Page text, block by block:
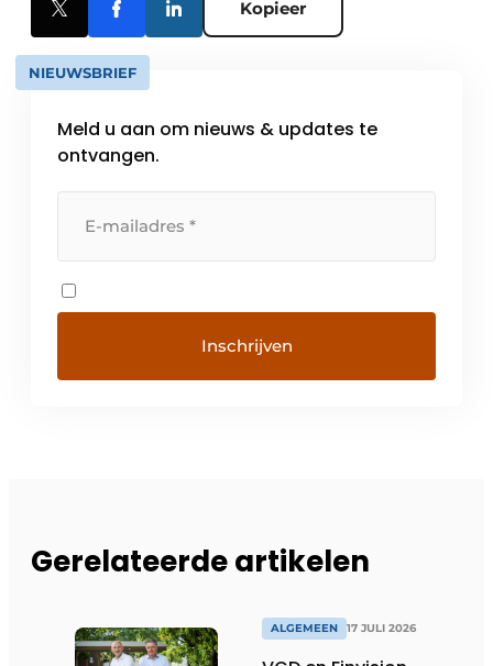
Kopieer
NIEUWSBRIEF
Meld u aan om nieuws & updates te
ontvangen.
Gerelateerde artikelen
ALGEMEEN 17 JULI 2026